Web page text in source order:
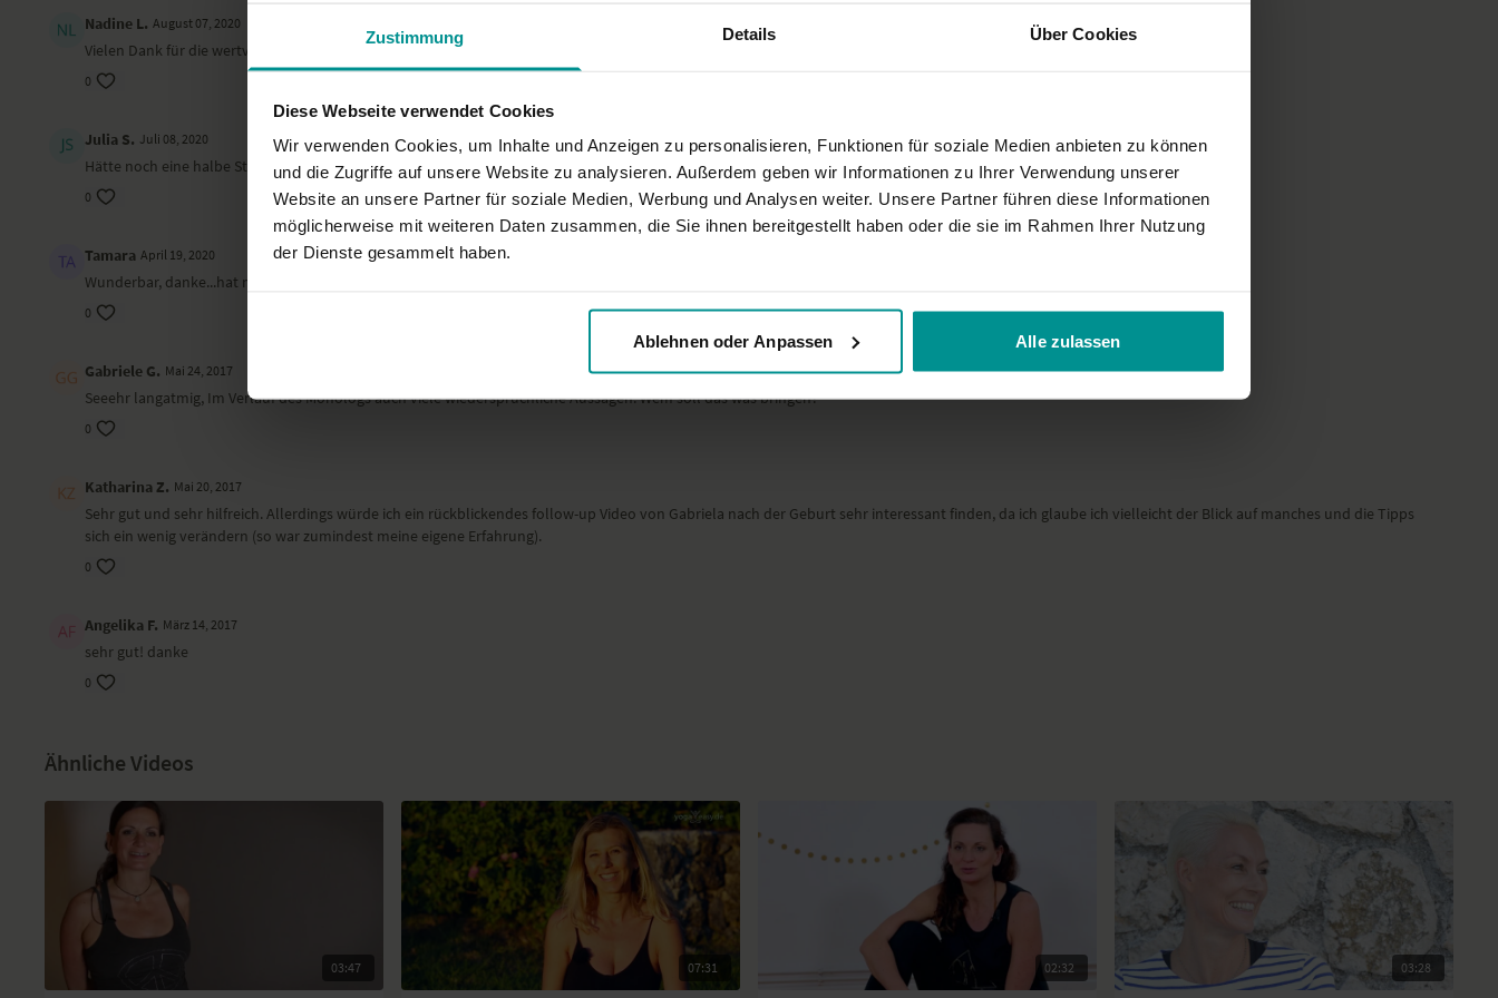
Zustimmung Details Über Cookies
Diese Webseite verwendet Cookies
Wir verwenden Cookies, um Inhalte und Anzeigen zu personalisieren, Funktionen für soziale Medien anbieten zu können
und die Zugriffe auf unsere Website zu analysieren. Außerdem geben wir Informationen zu Ihrer Verwendung unserer
Website an unsere Partner für soziale Medien, Werbung und Analysen weiter. Unsere Partner führen diese Informationen
möglicherweise mit weiteren Daten zusammen, die Sie ihnen bereitgestellt haben oder die sie im Rahmen Ihrer Nutzung
der Dienste gesammelt haben.
Ablehnen oder Anpassen Alle zulassen
Nadine L. August 07, 2020
Vielen Dank für die wertvollen Tips 🙏🏻♥️
0
Julia S. Juli 08, 2020
Hätte noch eine halbe Stunde weiter zuhören können :) Sehr symphatisch, locker und trotzdem sinnvoll gesprochen.
0
Tamara April 19, 2020
Wunderbar, danke...hat mir aus dem Herzen gesprochen!
0
Gabriele G. Mai 24, 2017
Seeehr langatmig, Im Verlauf des Monologs auch viele wiedersprüchliche Aussagen. Wem soll das was bringen?
0
Katharina Z. Mai 20, 2017
Sehr gut und sehr hilfreich. Allerdings würde ich ein rückblickendes follow-up Video von Gabriela nach der Geburt sehr interessant finden, da ich glaube ich vielleicht der Blick auf manches und die Tipps
sich ein wenig verändern (so war zumindest meine eigene Erfahrung).
0
Angelika F. März 14, 2017
sehr gut! danke
0
Ähnliche Videos
03:47 07:31 02:32 03:28